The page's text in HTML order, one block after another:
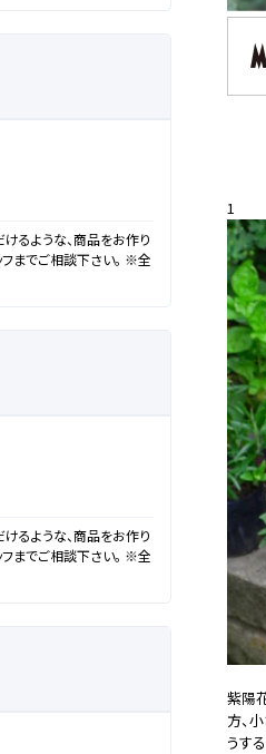
るような、商品をお作り
フまでご相談下さい。 ※全
るような、商品をお作り
フまでご相談下さい。 ※全
1
紫陽
方、
うす